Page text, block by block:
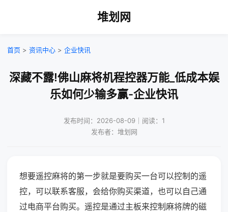
堆划网
首页 > 资讯中心 > 企业快讯
深藏不露!佛山麻将机程控器万能_低成本娱
乐如何少输多赢-企业快讯
发布时间：2026-08-09｜阅读：1
发布者：堆划网
想要遥控麻将的第一步就是要购买一台可以控制的遥
控，可以联系客服，会给你购买渠道，也可以自己通
过电商平台购买。遥控是通过主板来控制麻将牌的磁